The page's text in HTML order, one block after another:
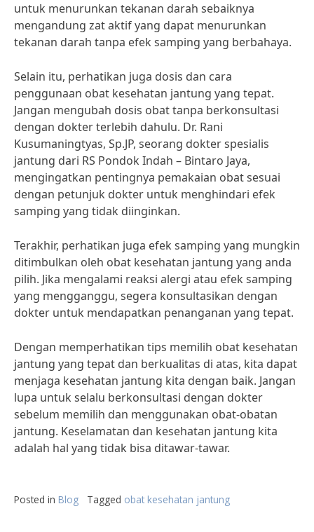
untuk menurunkan tekanan darah sebaiknya
mengandung zat aktif yang dapat menurunkan
tekanan darah tanpa efek samping yang berbahaya.
Selain itu, perhatikan juga dosis dan cara
penggunaan obat kesehatan jantung yang tepat.
Jangan mengubah dosis obat tanpa berkonsultasi
dengan dokter terlebih dahulu. Dr. Rani
Kusumaningtyas, Sp.JP, seorang dokter spesialis
jantung dari RS Pondok Indah – Bintaro Jaya,
mengingatkan pentingnya pemakaian obat sesuai
dengan petunjuk dokter untuk menghindari efek
samping yang tidak diinginkan.
Terakhir, perhatikan juga efek samping yang mungkin
ditimbulkan oleh obat kesehatan jantung yang anda
pilih. Jika mengalami reaksi alergi atau efek samping
yang mengganggu, segera konsultasikan dengan
dokter untuk mendapatkan penanganan yang tepat.
Dengan memperhatikan tips memilih obat kesehatan
jantung yang tepat dan berkualitas di atas, kita dapat
menjaga kesehatan jantung kita dengan baik. Jangan
lupa untuk selalu berkonsultasi dengan dokter
sebelum memilih dan menggunakan obat-obatan
jantung. Keselamatan dan kesehatan jantung kita
adalah hal yang tidak bisa ditawar-tawar.
Posted in Blog Tagged obat kesehatan jantung